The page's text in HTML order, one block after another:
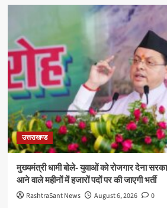
उत्तराखण्ड
मुख्यमंत्री धामी बोले- युवाओं को रोजगार देना
आने वाले महीनों में हजारों पदों पर की जाएगी भर्ती
RashtraSant News August 6, 2026 0